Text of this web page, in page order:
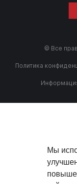
Мы
© Все
Политика